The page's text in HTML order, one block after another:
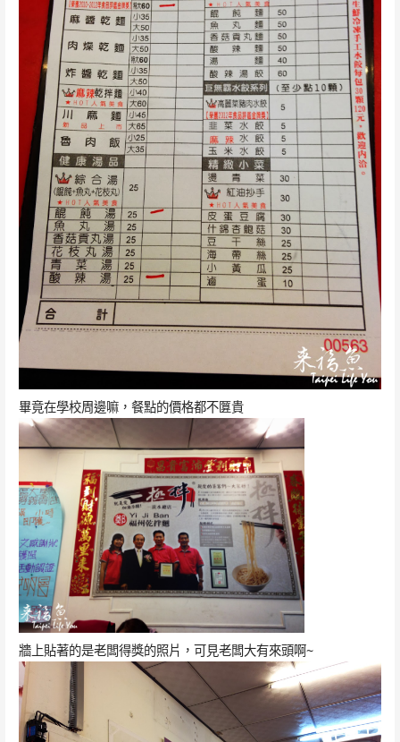
畢竟在學校周邊嘛，餐點的價格都不匴貴
牆上貼著的是老闆得獎的照片，可見老闆大有來頭啊~